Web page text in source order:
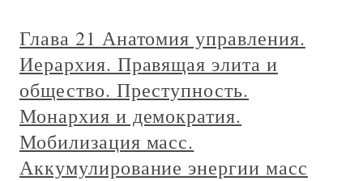
Глава 21 Анатомия управления.
Иерархия. Правящая элита и
общество. Преступность.
Монархия и демократия.
Мобилизация масс.
Аккумулирование энергии масс